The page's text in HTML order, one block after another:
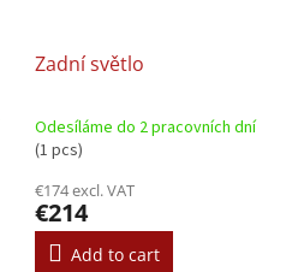
Zadní světlo
Odesíláme do 2 pracovních dní
(1 pcs)
€174 excl. VAT
€214
Add to cart